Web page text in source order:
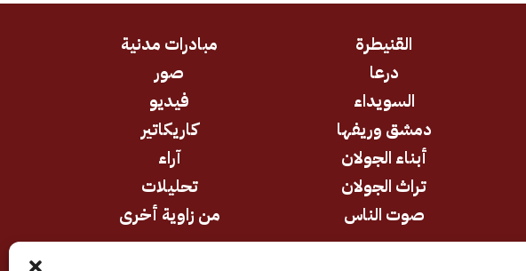
القنيطرة
درعا
السويداء
دمشق وريفها
أبناء الجولان
تراث الجولان
صوت الناس
مبادرات مدنية
صور
فيديو
كاريكاتير
آراء
تحليلات
من زاوية أخرى